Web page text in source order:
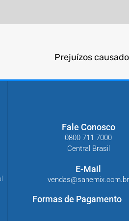
Prejuí­zos
Fale Conosco
0800 711 7000
Central Brasil
E-Mail
vendas@sanemix.com.br
Formas de Pagamento